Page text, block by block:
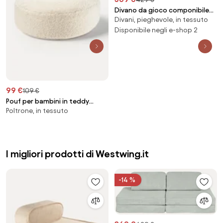
99 €109 €
Pouf per bambini in teddy
Sugar Ø 65 cm
Poltrone, in tessuto
Divano da gioco componibile
per bambini in velluto a coste
fatto a mano Mila
Divani, pieghevole, in tessuto
Disponibile negli e-shop 2
I migliori prodotti di Westwing.it
-14 %